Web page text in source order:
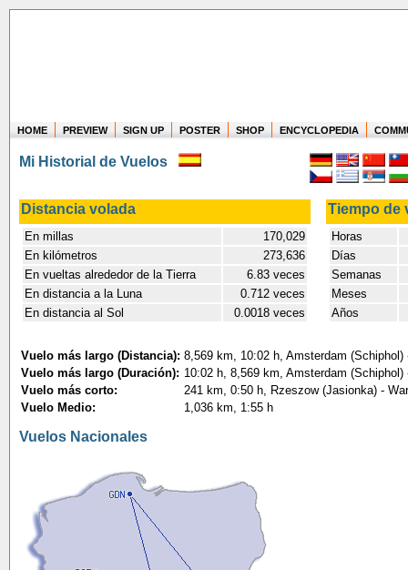
Where in the world have you flown?
How long have you been in the air?
Create your own FlightMemory and see!
HOME PREVIEW SIGN UP POSTER SHOP ENCYCLOPEDIA
Mi Historial de Vuelos
Distancia volada Tiempo de
En millas
170,029
En kilómetros
273,636
En vueltas alrededor de la Tierra
6.83 veces
En distancia a la Luna
0.712 veces
En distancia al Sol
0.0018 veces
Horas
Días
Semanas
Meses
Años
Vuelo más largo (Distancia): 8,569 km, 10:02 h, Amsterdam
Vuelo más largo (Duración): 10:02 h, 8,569 km, Amsterdam
Vuelo más corto:
241 km, 0:50 h, Rzeszow (Jasionka) -
Vuelo Medio:
1,036 km, 1:55 h
Vuelos Nacionales